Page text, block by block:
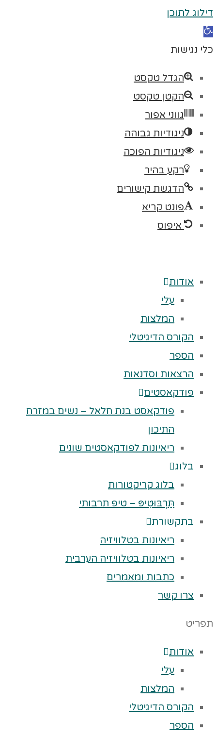
לתוכן
נגישות
הגדל טקסט
הקטן טקסט
גווני אפור
ניגודיות גבוהה
ניגודיות הפוכה
רקע בהיר
הדגשת קישורים
פונט קריא
איפוס
אודות
עלי
המלצות
הקורס הדיגיטלי
הספר
הרצאות וסדנאות
פודקאסטים
פודקאסט בנת חלאל – נשים במזרח
התיכון
ריאיונות לפודקאסטים שונים
בלוג
בלוג קריקטורות
תַּרְבּוּטִיפּ – טיפ תרבותי
בתקשורת
ריאיונות בטלוויזיה
ריאיונות בטלוויזיה הערבית
כתבות ומאמרים
צרו קשר
אודות
עלי
המלצות
הקורס הדיגיטלי
הספר